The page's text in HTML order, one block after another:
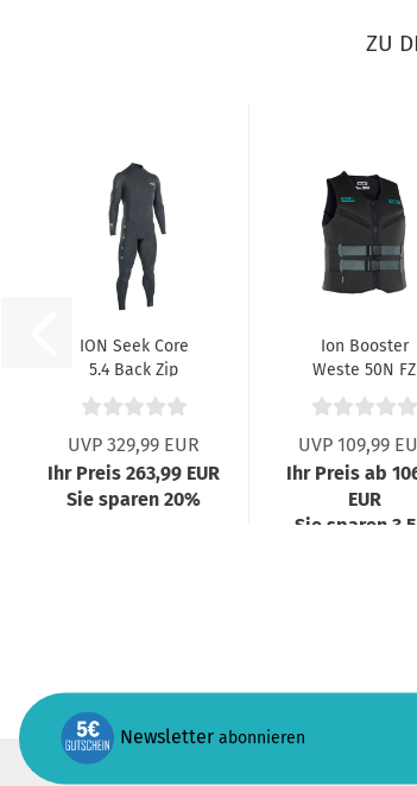
ZU
ION Seek Core
5.4 Back Zip
Semidry Black
UVP 329,99 EUR
Ihr Preis 263,99 EUR
Sie sparen 20%
Ion Booster
Weste 50N FZ
Schwarz
UVP 109,99
Ihr Preis ab
EUR
Sie sparen
Newsletter abonnieren